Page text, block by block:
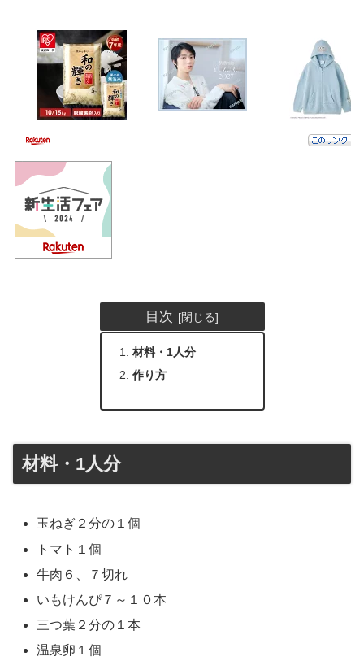
目次
材料・1人分
作り方
材料・1人分
玉ねぎ２分の１個
トマト１個
牛肉６、７切れ
いもけんぴ７～１０本
三つ葉２分の１本
温泉卵１個